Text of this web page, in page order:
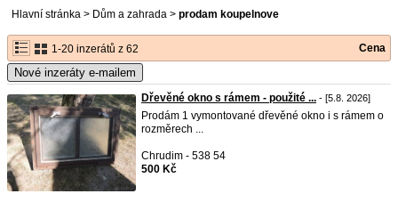
Hlavní stránka > Dům a zahrada > prodam koupelnove
1-20 inzerátů z 62 Cena
Nové inzeráty e-mailem
Dřevěné okno s rámem - použité ... - [5.8. 2026]
Prodám 1 vymontované dřevěné okno i s rámem o
rozměrech ...
Chrudim - 538 54
500 Kč